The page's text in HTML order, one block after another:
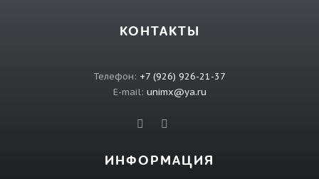
КОНТАКТЫ
Телефон: +7 (926) 926-21-37
E-mail: unimx@ya.ru
ИНФОРМАЦИЯ